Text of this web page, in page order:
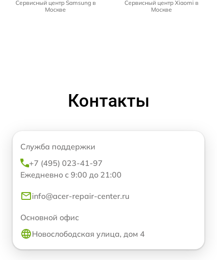
Сервисный центр Samsung в
Москве
Сервисный центр Xiaomi в
Москве
Контакты
Служба поддержки
+7 (495) 023-41-97
Ежедневно с 9:00 до 21:00
info@acer-repair-center.ru
Основной офис
Новослободская улица, дом 4